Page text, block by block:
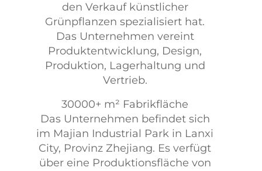
den Verkauf künstlicher
Grünpflanzen spezialisiert hat.
Das Unternehmen vereint
Produktentwicklung, Design,
Produktion, Lagerhaltung und
Vertrieb.
30000+ m² Fabrikfläche
Das Unternehmen befindet sich
im Majian Industrial Park in Lanxi
City, Provinz Zhejiang. Es verfügt
über eine Produktionsfläche von